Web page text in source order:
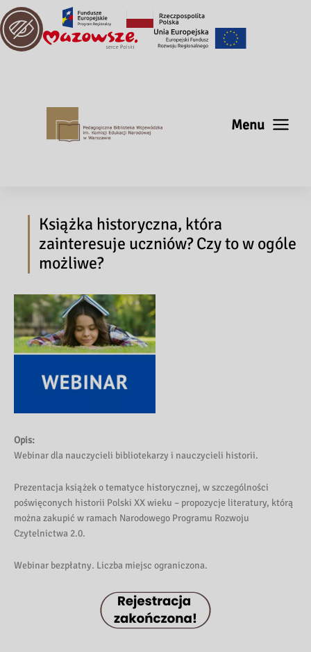
Menu
Książka historyczna, która
zainteresuje uczniów? Czy to w ogóle
możliwe?
Opis:
Webinar dla nauczycieli bibliotekarzy i nauczycieli historii.
Prezentacja książek o tematyce historycznej, w szczególności
poświęconych historii Polski XX wieku – propozycje literatury, którą
można zakupić w ramach Narodowego Programu Rozwoju
Czytelnictwa 2.0.
Webinar bezpłatny. Liczba miejsc ograniczona.